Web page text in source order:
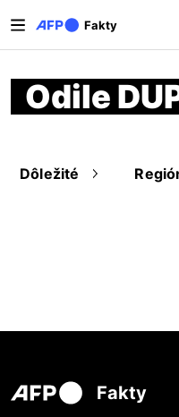
Fakty
Odile
Dôležité
Fakty